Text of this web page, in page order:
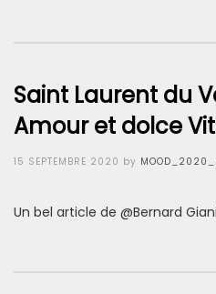
Saint Laurent du
Amour et dolce
Posted
15 SEPTEMBRE 2020 by
Un bel article de @Bernard